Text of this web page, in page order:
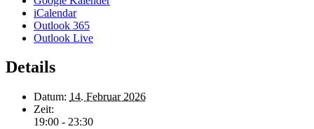
iCalendar
Outlook 365
Outlook Live
Details
Datum: 14. Februar 2026
Zeit:
19:00 - 23:30